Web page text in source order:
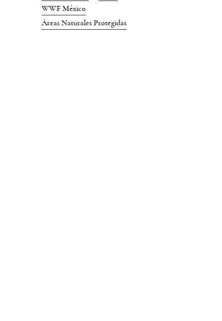
WWF México
Áreas Naturales Protegidas